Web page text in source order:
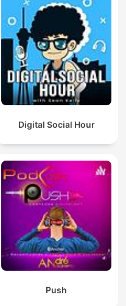
Digital Social Hour
Push